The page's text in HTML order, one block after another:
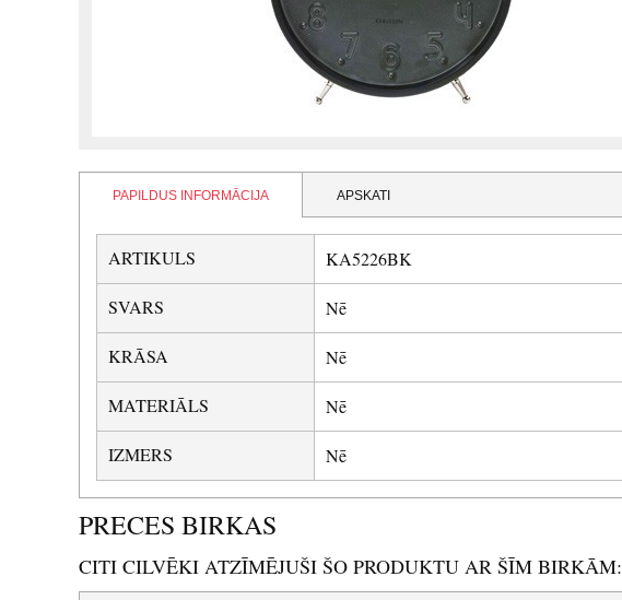
PAPILDUS INFORMĀCIJA APSKATI
ARTIKULS KA5226BK
SVARS Nē
KRĀSA Nē
MATERIĀLS Nē
IZMERS Nē
PRECES BIRKAS
CITI CILVĒKI ATZĪMĒJUŠI ŠO PRODUKTU AR ŠĪM BIRKĀM: